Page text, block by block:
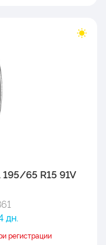
195/65 R15 91V
дн.
регистрации